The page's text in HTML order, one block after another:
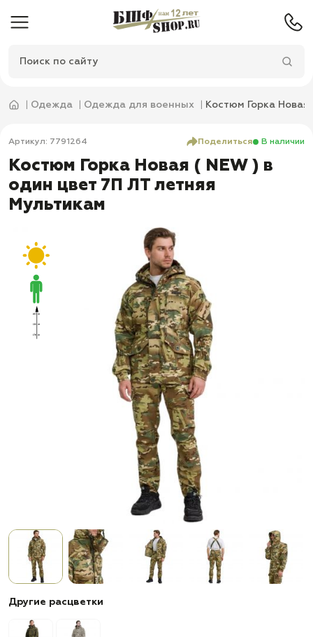
Одежда Одежда для военных Костюм Горка
Артикул: 7791264 Поделиться В наличии
Костюм Горка Новая ( NEW ) в
один цвет 7П ЛТ летняя
Мультикам
Другие расцветки